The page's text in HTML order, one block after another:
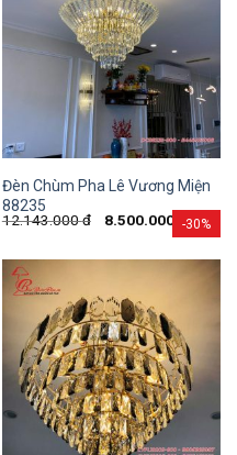
-30%
Đèn Chùm Pha Lê Vương Miện
88235
12.143.000đ 8.500.000 đ